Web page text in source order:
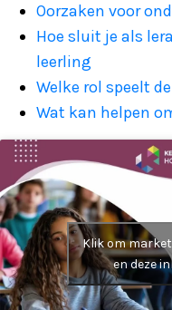
Oorzaken voor
Hoe sluit je als
leerling
Welke rol speelt
Wat kan helpen
Klik om
en deze